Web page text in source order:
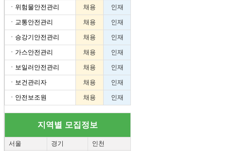
ㆍ 위험물안전관리 채용 인재
ㆍ 교통안전관리 채용 인재
ㆍ 승강기안전관리 채용 인재
ㆍ 가스안전관리 채용 인재
ㆍ 보일러안전관리 채용 인재
ㆍ 보건관리자 채용 인재
ㆍ 안전보조원 채용 인재
지역별 모집정보
서울 경기
인천